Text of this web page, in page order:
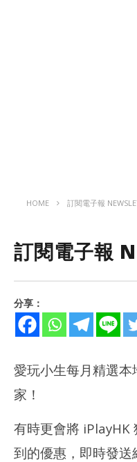
HOME 訂閱電子報
訂閱電子報
分享：
愛玩小生每月精選
家！
有時更會將 iPlayHK
到的優惠，即時發送